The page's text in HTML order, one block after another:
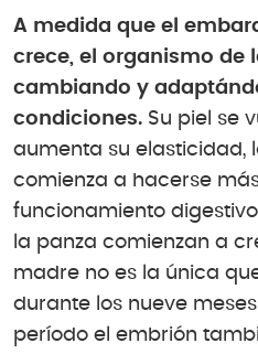
A medida que el
crece, el organismo de
cambiando y
condiciones. Su piel se
aumenta su elasticidad,
comienza a hacerse
funcionamiento
la panza comienzan a
madre no es la única
durante los nueve
período el embrión